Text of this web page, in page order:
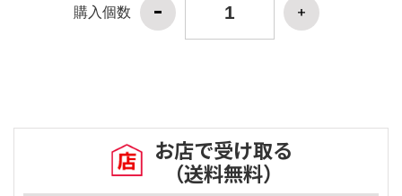
購入個数
お店で受け取る
（送料無料）